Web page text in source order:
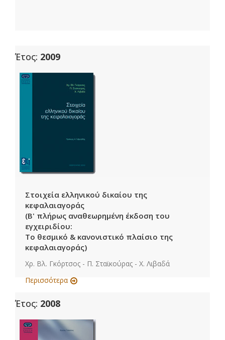
Έτος: 2009
Στοιχεία ελληνικού δικαίου της
κεφαλαιαγοράς
(Β' πλήρως αναθεωρημένη έκδοση του
εγχειριδίου:
Το θεσμικό & κανονιστικό πλαίσιο της
κεφαλαιαγοράς)
Χρ. Βλ. Γκόρτσος - Π. Σταϊκούρας - Χ. Λιβαδά
Περισσότερα
Έτος: 2008